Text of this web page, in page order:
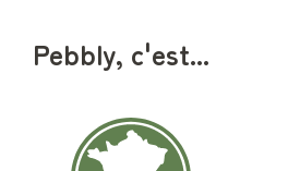
Pebbly, c'est...